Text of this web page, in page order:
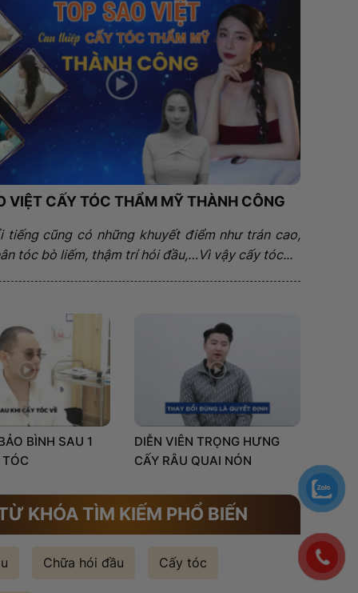
VIỆT CẤY TÓC THẨM MỸ THÀNH CÔNG
tiếng cũng có những khuyết điểm như trán cao,
tóc bò liếm, thậm trí hói đầu,…Vì vậy cấy tóc...
BÌNH SAU 1
DIỄN VIÊN TRỌNG HƯNG
CẤY RÂU QUAI NÓN
KHÓA TÌM KIẾM PHỔ BIẾN
Chữa hói đầu Cấy tóc